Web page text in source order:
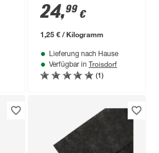
anthrazit 0-1 mm 20
kg
24,99 €
1,25 € / Kilogramm
Lieferung nach Hause
Verfügbar in Troisdorf
(1)